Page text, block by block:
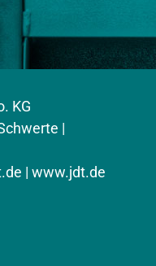
KG
|
| www.jdt.de